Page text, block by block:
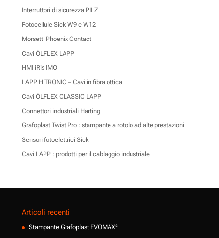
Interruttori di sicurezza PILZ
Fotocellule Sick W9 e W12
Morsetti Phoenix Contact
Cavi ÖLFLEX LAPP
HMI iRis IMO
LAPP HITRONIC – Cavi in fibra ottica
Cavi ÖLFLEX CLASSIC LAPP
Connettori industriali Harting
Grafoplast Twist Pro : stampante a rotolo ad alte prestazioni
Sensori fotoelettrici Sick
Cavi LAPP : prodotti per il cablaggio industriale
Articoli recenti
Stampante Grafoplast EVOMAX²